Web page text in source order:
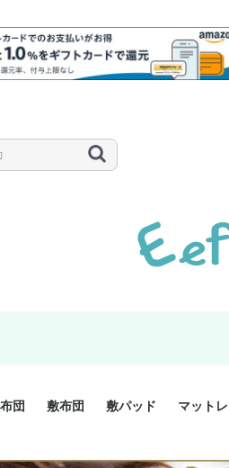
2点セット
3点セット
4点セット
5点セット
6点セット
エクセルゴールド
ロイヤルゴールド
マザーダックダウン
2点セット
3点セット
4点セット
6点セット
2点セット
3点セット
ド
ン
ン
イズ
団
ニ掛け布団
る掛け布団
い掛け布団
い掛け布団
け布団
敷布団
防ダニ敷布団
小さい敷布団
大きい敷布団
機能性敷布団
敷パッド
シングルサイズ敷パ
小さい敷パッド
大きい敷パッド
シルク敷パッド
枕パッド
シルク枕パッド
除湿シート
接触冷感パッド
暖かパッド
ガーゼケット
オーガニックコット
ベッドパッド
パッドセット
マット